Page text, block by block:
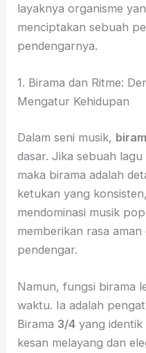
layaknya organisme
menciptakan sebuah
pendengarnya.
1. Birama dan Ritme:
Mengatur Kehidupan
Dalam seni musik,
dasar. Jika sebuah
maka birama adalah
ketukan yang
mendominasi musik
memberikan rasa
pendengar.
Namun, fungsi birama
waktu. Ia adalah
Birama 3/4 yang identik
kesan melayang dan